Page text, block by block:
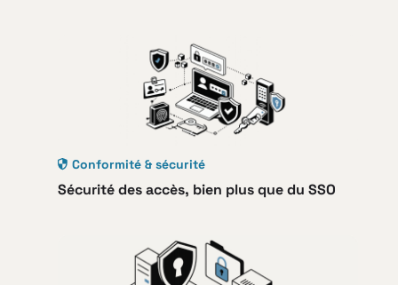
Conformité & sécurité
Sécurité des accès, bien plus que du SSO